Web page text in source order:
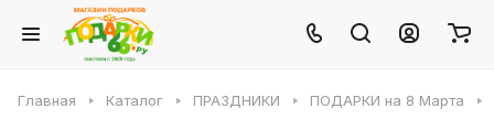
Главная Каталог ПРАЗДНИКИ ПОДАРКИ на 8 Марта